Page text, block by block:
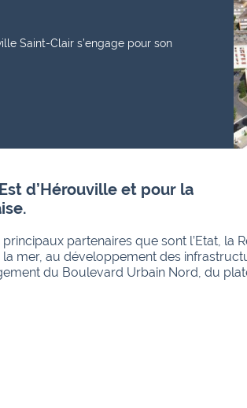
Saint-Clair s’engage pour son
d’Hérouville et pour la
partenaires que sont l’Etat, la
mer, au développement des
du Boulevard Urbain Nord, du